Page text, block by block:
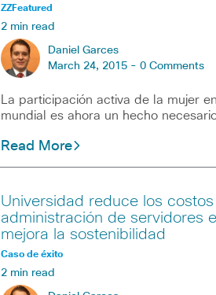
ZZFeatured
2 min read
Daniel Garces
March 24, 2015 - 0 Comments
La participación activa de la mujer
mundial es ahora un hecho
Read More
Universidad reduce los
administración de servidores
mejora la sostenibilidad
Caso de éxito
2 min read